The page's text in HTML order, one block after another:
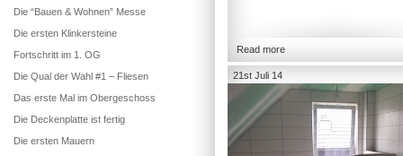
Read more
21st Juli 14
Die “Bauen & Wohnen” Messe
Die ersten Klinkersteine
Fortschritt im 1. OG
Die Qual der Wahl #1 – Fliesen
Das erste Mal im Obergeschoss
Die Deckenplatte ist fertig
Die ersten Mauern